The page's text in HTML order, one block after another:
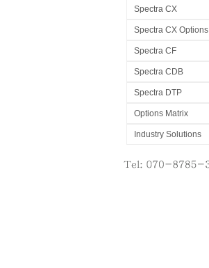
Spectra CX
Spectra CX Options
Spectra CF
Spectra CDB
Spectra DTP
Options Matrix
Industry Solutions